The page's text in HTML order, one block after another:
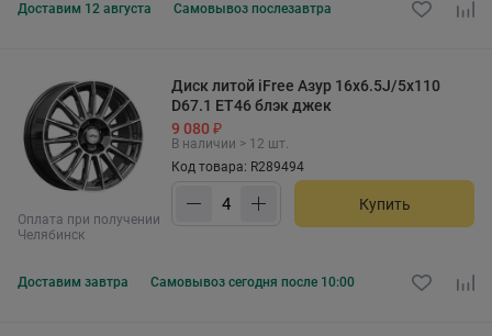
Доставим 12 августа Самовывоз послезавтра
Оплата при получении
Челябинск
Диск литой iFree Азур 16x6.5J/5x110
D67.1 ET46 блэк джек
9 080 ₽
В наличии > 12 шт.
Код товара: R289494
Купить
Доставим завтра Самовывоз сегодня после 10:00